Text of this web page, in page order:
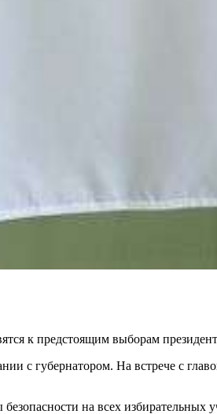
к предстоящим выборам
с губернатором. На встрече с
на всех избирательных